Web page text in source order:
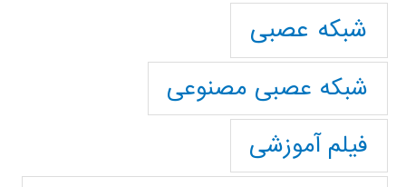
شبکه عصبی
شبکه عصبی مصنوعی
فیلم آموزشی